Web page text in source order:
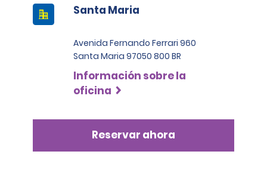
BRL 4500.
Santa Maria
Avenida Fernando Ferrari 960
Santa Maria 97050 800 BR
Información sobre la
oficina
Reservar ahora